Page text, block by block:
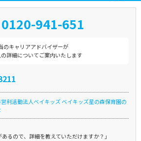
0120-941-651
のキャリアアドバイザーが
の詳細についてご案内いたします
利活動法人ベイキッズ ベイキッズ星の森保育園の
あるので、詳細を教えていただけますか？」